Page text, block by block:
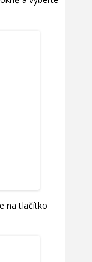
na tlačítko